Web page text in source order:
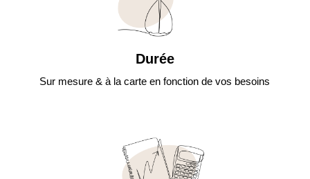
Durée
Sur mesure & à la carte en fonction de vos besoins